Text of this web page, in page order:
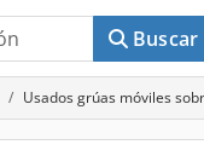
Buscar
Usados grúas móviles